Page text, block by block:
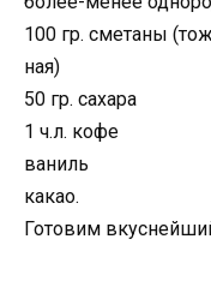
100 гр. сметаны
ная)
50 гр. сахара
1 ч.л. кофе
ваниль
какао.
Готовим